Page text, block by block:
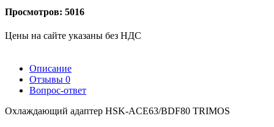
Просмотров: 5016
Цены на сайте указаны без НДС
Описание
Отзывы 0
Вопрос-ответ
Охлаждающий адаптер HSK-ACE63/BDF80 TRIMOS